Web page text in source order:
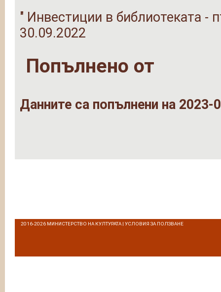
" Инвестиции в библиотеката -
30.09.2022
Попълнено от
Данните са попълнени на 2023-
2016-2026 МИНИСТЕРСТВО НА КУЛТУРАТА | УСЛОВИЯ ЗА ПОЛЗВАНЕ